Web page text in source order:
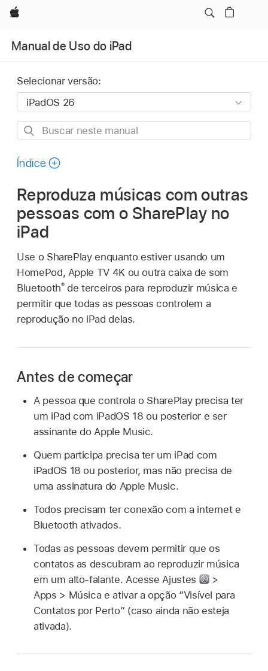
Apple
Manual de Uso do iPad
Selecionar versão:
Buscar
manual
Índice
Reproduza músicas com outras
pessoas com o SharePlay no
iPad
Use o SharePlay enquanto estiver usando um
HomePod, Apple TV 4K ou outra caixa de som
Bluetooth®de terceiros para reproduzir música e
permitir que todas as pessoas controlem a
reprodução no iPad delas.
Antes de começar
A pessoa que controla o SharePlay precisa ter
um iPad com iPadOS 18 ou posterior e ser
assinante do Apple Music.
Quem participa precisa ter um iPad com
iPadOS 18 ou posterior, mas não precisa de
uma assinatura do Apple Music.
Todos precisam ter conexão com a internet e
Bluetooth ativados.
Todas as pessoas devem permitir que os
contatos as descubram ao reproduzir música
em um alto‑falante. Acesse Ajustes
>
Apps > Música e ativar a opção “Visível para
Contatos por Perto” (caso ainda não esteja
ativada).